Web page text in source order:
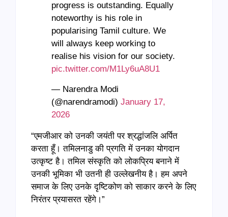
progress is outstanding. Equally
noteworthy is his role in
popularising Tamil culture. We
will always keep working to
realise his vision for our society.
pic.twitter.com/M1Ly6uA8U1
— Narendra Modi
(@narendramodi) January 17,
2026
“एमजीआर को उनकी जयंती पर श्रद्धांजलि अर्पित
करता हूँ। तमिलनाडु की प्रगति में उनका योगदान
उत्कृष्ट है। तमिल संस्कृति को लोकप्रिय बनाने में
उनकी भूमिका भी उतनी ही उल्लेखनीय है। हम अपने
समाज के लिए उनके दृष्टिकोण को साकार करने के लिए
निरंतर प्रयासरत रहेंगे।”